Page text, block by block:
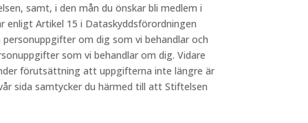
samt, i den mån du önskar bli medlem i
enligt Artikel 15 i Dataskyddsförordningen
om dig som vi behandlar och
som vi behandlar om dig. Vidare
förutsättning att uppgifterna inte längre är
sida samtycker du härmed till att Stiftelsen